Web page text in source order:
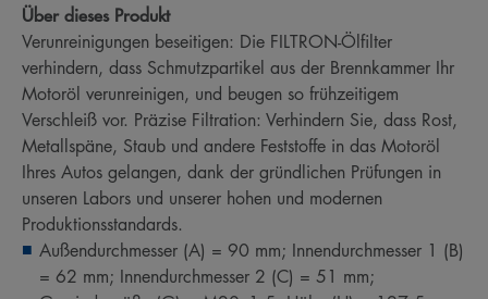
Über dieses Produkt
Verunreinigungen beseitigen: Die FILTRON-Ölfilter
verhindern, dass Schmutzpartikel aus der Brennkammer Ihr
Motoröl verunreinigen, und beugen so frühzeitigem
Verschleiß vor. Präzise Filtration: Verhindern Sie, dass Rost,
Metallspäne, Staub und andere Feststoffe in das Motoröl
Ihres Autos gelangen, dank der gründlichen Prüfungen in
unseren Labors und unserer hohen und modernen
Produktionsstandards.
Außendurchmesser (A) = 90 mm; Innendurchmesser 1 (B)
= 62 mm; Innendurchmesser 2 (C) = 51 mm;